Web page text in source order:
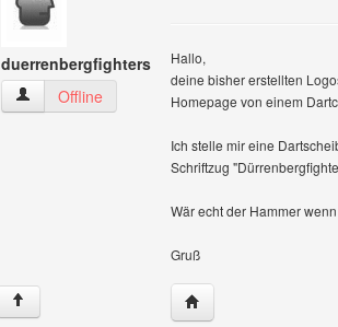
duerrenbergfighters
duerrenbergfighters Benutzer-Profile anzeigen
Offline
Hallo,
deine bisher erstellten
Homepage von einem
Ich stelle mir eine
Schriftzug
Wär echt der Hammer
Gruß
↑ Website dieses